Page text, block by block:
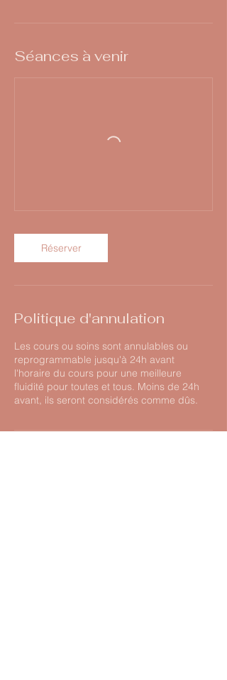
Séances à venir
Réserver
Politique d'annulation
Les cours ou soins sont annulables ou
reprogrammable jusqu'à 24h avant
l'horaire du cours pour une meilleure
fluidité pour toutes et tous. Moins de 24h
avant, ils seront considérés comme dûs.